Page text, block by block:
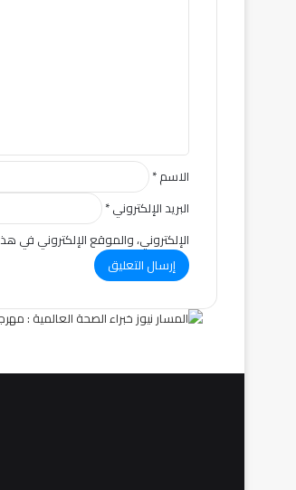
الاسم*
البريد الإلكتروني*
الإلكتروني، والموقع الإلكتروني في